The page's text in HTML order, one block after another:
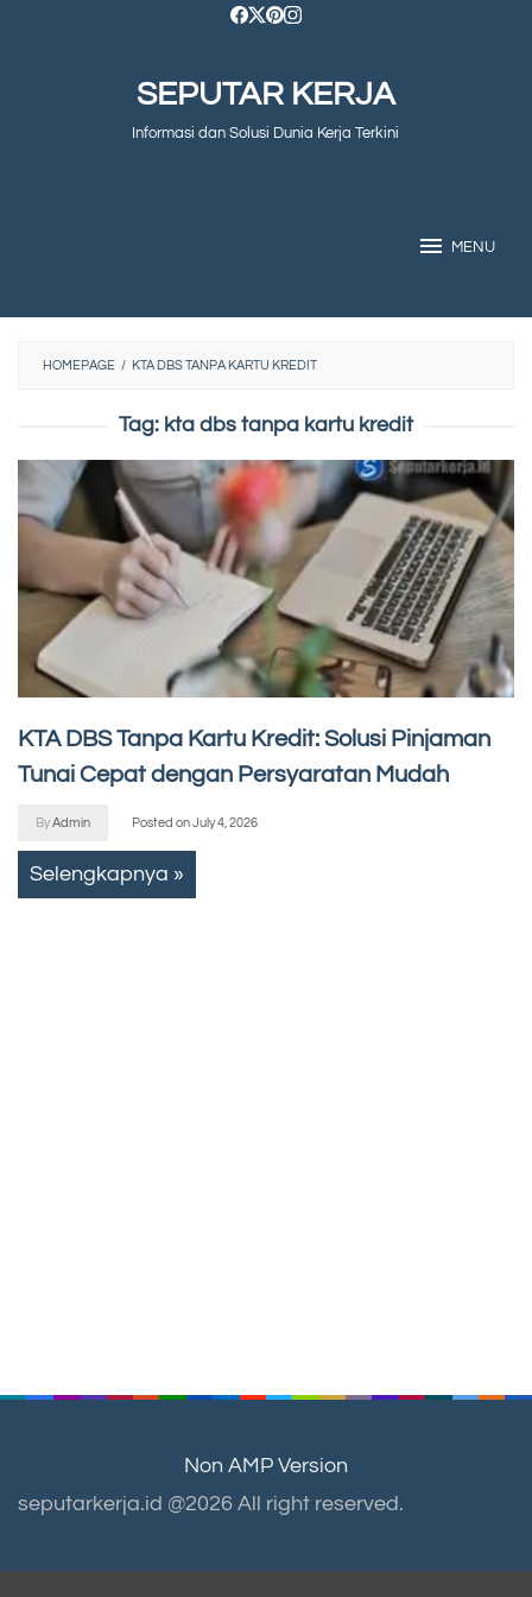
SEPUTAR KERJA
Informasi dan Solusi Dunia Kerja Terkini
MENU
HOMEPAGE / KTA DBS TANPA KARTU KREDIT
Tag: kta dbs tanpa kartu kredit
KTA DBS Tanpa Kartu Kredit: Solusi Pinjaman
Tunai Cepat dengan Persyaratan Mudah
ByAdmin Posted onJuly 4, 2026
Selengkapnya »
Non AMP Version
seputarkerja.id @2026 All right reserved.